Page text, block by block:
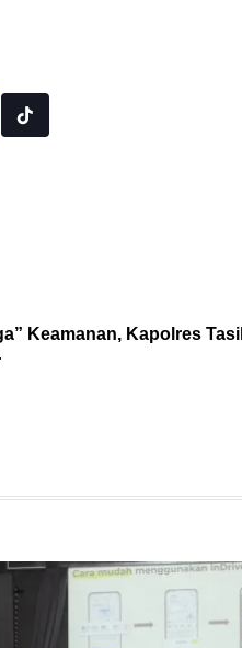
Tiktok
Keamanan, Kapolres